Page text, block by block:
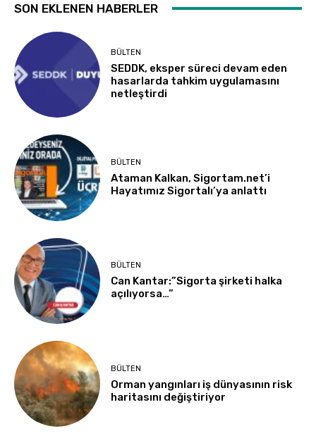
SON EKLENEN HABERLER
BÜLTEN
SEDDK, eksper süreci devam eden
hasarlarda tahkim uygulamasını
netleştirdi
BÜLTEN
Ataman Kalkan, Sigortam.net’i
Hayatımız Sigortalı’ya anlattı
BÜLTEN
Can Kantar:”Sigorta şirketi halka
açılıyorsa…”
BÜLTEN
Orman yangınları iş dünyasının risk
haritasını değiştiriyor